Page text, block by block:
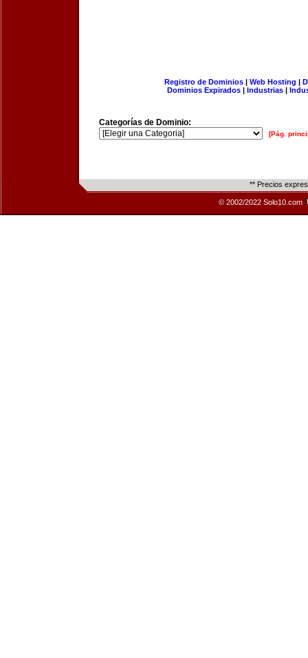
Registro de Dominios| Web Hosting |
Dominios Expirados | Industrias |
Categorías de Dominio:
[Pág.
** Precios
© 2002/2022 Solo10.com